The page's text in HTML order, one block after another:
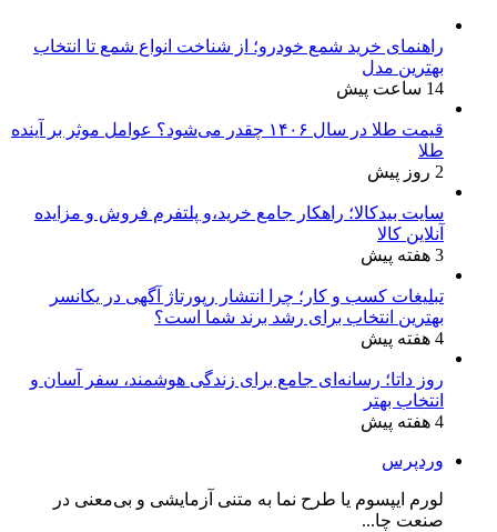
راهنمای خرید شمع خودرو؛ از شناخت انواع شمع تا انتخاب
بهترین مدل
14 ساعت پیش
قیمت طلا در سال ۱۴۰۶ چقدر می‌شود؟ عوامل موثر بر آینده
طلا
2 روز پیش
سایت بیدکالا؛ راهکار جامع خرید،و پلتفرم فروش و مزایده
آنلاین کالا
3 هفته پیش
تبلیغات کسب و کار؛ چرا انتشار رپورتاژ آگهی در یکانسر
بهترین انتخاب برای رشد برند شما است؟
4 هفته پیش
روز داتا؛ رسانه‌ای جامع برای زندگی هوشمند، سفر آسان و
انتخاب بهتر
4 هفته پیش
وردپرس
لورم ایپسوم یا طرح‌ نما به متنی آزمایشی و بی‌معنی در
صنعت چا...